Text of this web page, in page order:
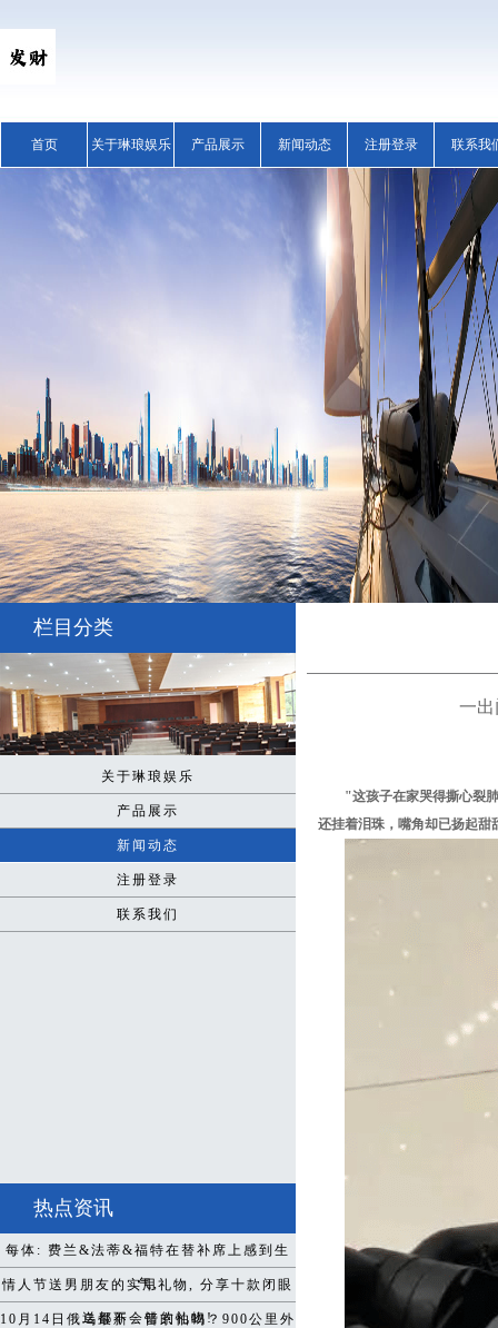
首页 关于琳琅娱乐 产品展示 新闻动态 注册登录 联系我
栏目分类
关于琳琅娱乐
产品展示
新闻动态
注册登录
联系我们
热点资讯
每体: 费兰&法蒂&福特在替补席上感到生
气,
情人节送男朋友的实用礼物, 分享十款闭眼
送都不会错的礼物!
10月14日俄乌最新：普京怕吗？900公里外
一出
"这孩子在家哭得撕心裂
还挂着泪珠，嘴角却已扬起甜